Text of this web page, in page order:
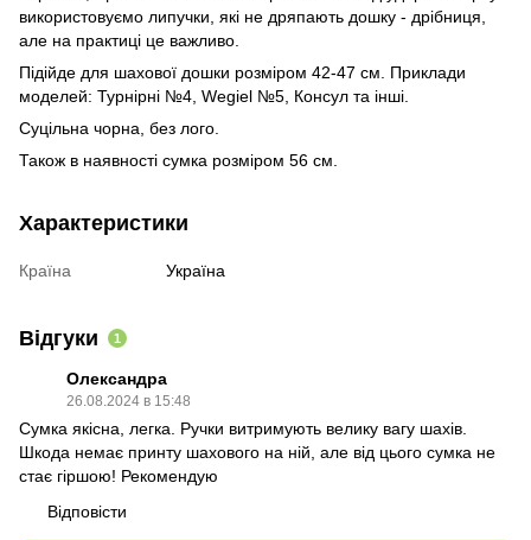
використовуємо липучки, які не дряпають дошку - дрібниця,
але на практиці це важливо.
Підійде для шахової дошки розміром 42-47 см. Приклади
моделей: Турнірні №4, Wegiel №5, Консул та інші.
Суцільна чорна, без лого.
Також в наявності сумка розміром 56 см.
Характеристики
Країна Україна
Відгуки 1
Олександра
26.08.2024 в 15:48
Сумка якісна, легка. Ручки витримують велику вагу шахів.
Шкода немає принту шахового на ній, але від цього сумка не
стає гіршою! Рекомендую
Відповісти